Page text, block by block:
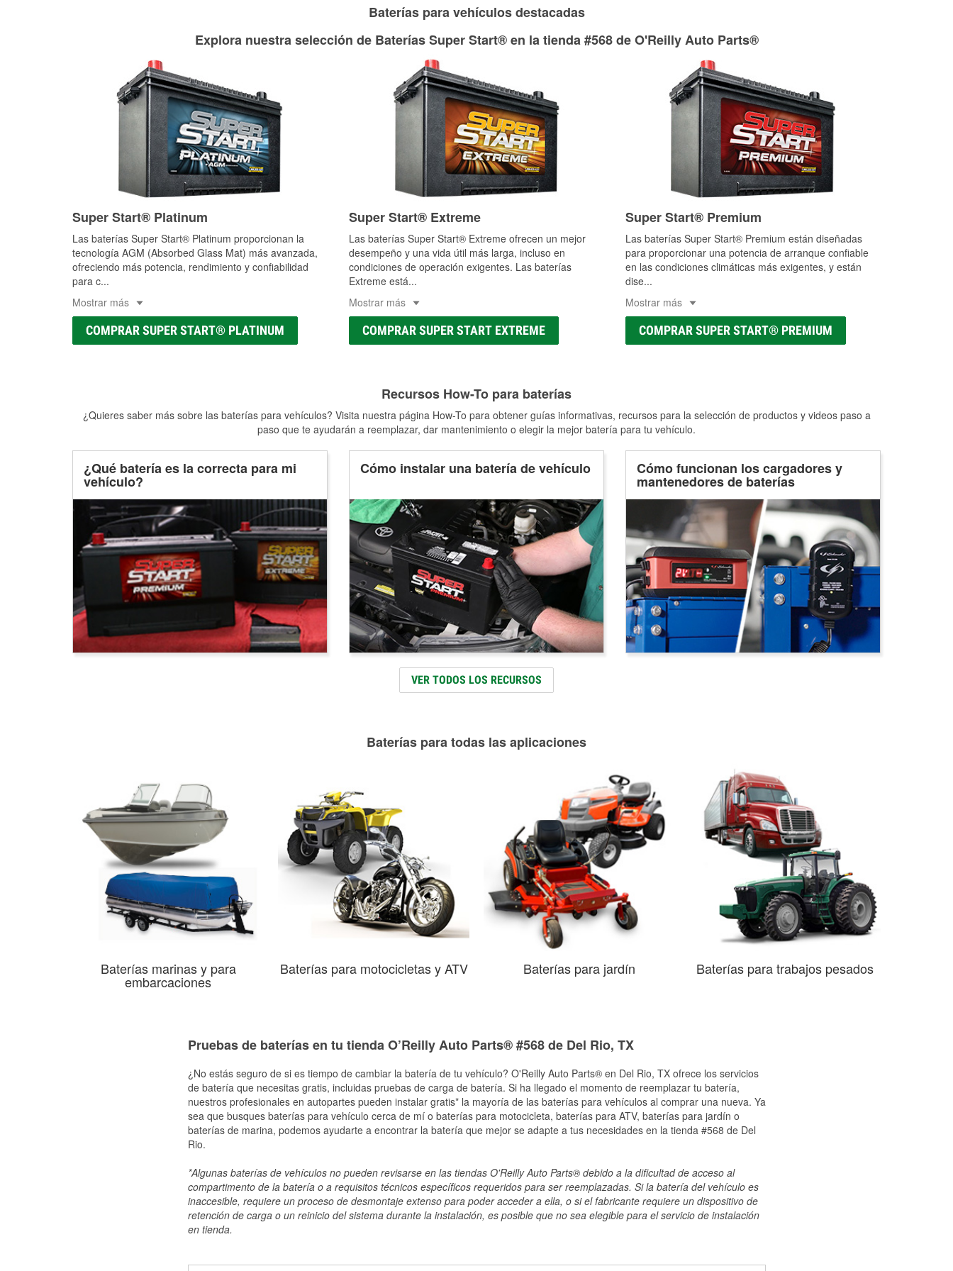
Baterías para vehículos destacadas
Explora nuestra selección de Baterías Super Start® en la tienda #568 de O'Reilly Auto Parts®
Super Start® Platinum
Las baterías Super Start® Platinum proporcionan la
tecnología AGM (Absorbed Glass Mat) más avanzada,
ofreciendo más potencia, rendimiento y confiabilidad
para c...
Mostrar más
COMPRAR SUPER START® PLATINUM
Super Start® Extreme
Las baterías Super Start® Extreme ofrecen un mejor
desempeño y una vida útil más larga, incluso en
condiciones de operación exigentes. Las baterías
Extreme está...
Mostrar más
COMPRAR SUPER START EXTREME
Super Start® Premium
Las baterías Super Start® Premium están diseñadas
para proporcionar una potencia de arranque confiable
en las condiciones climáticas más exigentes, y están
dise...
Mostrar más
COMPRAR SUPER START® PREMIUM
Recursos How-To para baterías
¿Quieres saber más sobre las baterías para vehículos? Visita nuestra página How-To para obtener guías informativas, recursos para la selección de productos y videos paso a
paso que te ayudarán a reemplazar, dar mantenimiento o elegir la mejor batería para tu vehículo.
¿Qué batería es la correcta para mi
vehículo?
Cómo instalar una batería de vehículo Cómo funcionan los cargadores y
mantenedores de baterías
VER TODOS LOS RECURSOS
Baterías para todas las aplicaciones
Baterías marinas y para
embarcaciones
Baterías para motocicletas y ATV Baterías para jardín Baterías para trabajos pesados
Pruebas de baterías en tu tienda O’Reilly Auto Parts® #568 de Del Rio, TX
¿No estás seguro de si es tiempo de cambiar la batería de tu vehículo? O'Reilly Auto Parts® en Del Rio, TX ofrece los servicios
de batería que necesitas gratis, incluidas pruebas de carga de batería. Si ha llegado el momento de reemplazar tu batería,
nuestros profesionales en autopartes pueden instalar gratis* la mayoría de las baterías para vehículos al comprar una nueva. Ya
sea que busques baterías para vehículo cerca de mí o baterías para motocicleta, baterías para ATV, baterías para jardín o
baterías de marina, podemos ayudarte a encontrar la batería que mejor se adapte a tus necesidades en la tienda #568 de Del
Rio.
*Algunas baterías de vehículos no pueden revisarse en las tiendas O'Reilly Auto Parts® debido a la dificultad de acceso al
compartimento de la batería o a requisitos técnicos específicos requeridos para ser reemplazadas. Si la batería del vehículo es
inaccesible, requiere un proceso de desmontaje extenso para poder acceder a ella, o si el fabricante requiere un dispositivo de
retención de carga o un reinicio del sistema durante la instalación, es posible que no sea elegible para el servicio de instalación
en tienda.